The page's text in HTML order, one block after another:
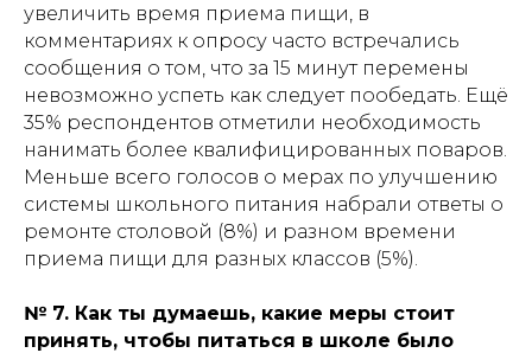
увеличить время приема пищи, в
комментариях к опросу часто встречались
сообщения о том, что за 15 минут перемены
невозможно успеть как следует пообедать. Ещё
35% респондентов отметили необходимость
нанимать более квалифицированных поваров.
Меньше всего голосов о мерах по улучшению
системы школьного питания набрали ответы о
ремонте столовой (8%) и разном времени
приема пищи для разных классов (5%).
№ 7. Как ты думаешь, какие меры стоит
принять, чтобы питаться в школе было